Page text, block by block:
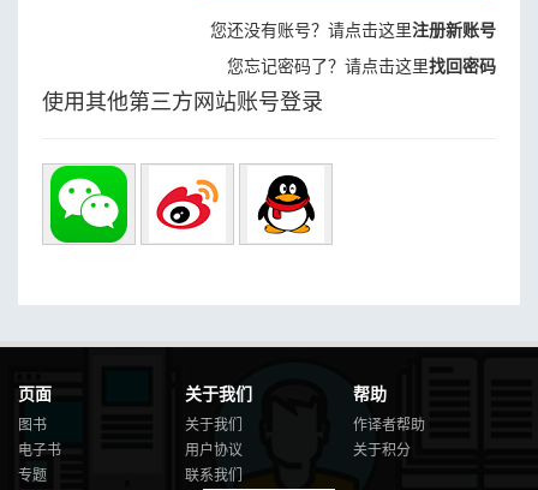
您还没有账号？请点击这里注册新账号
您忘记密码了？请点击这里找回密码
使用其他第三方网站账号登录
页面
图书
电子书
专题
关于我们
关于我们
用户协议
联系我们
帮助
作译者帮助
关于积分